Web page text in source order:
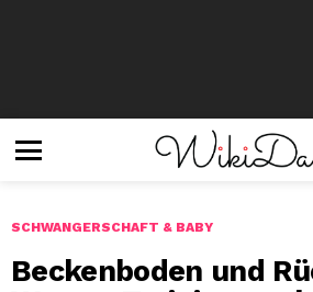
SCHWANGERSCHAFT & BABY
Beckenboden und